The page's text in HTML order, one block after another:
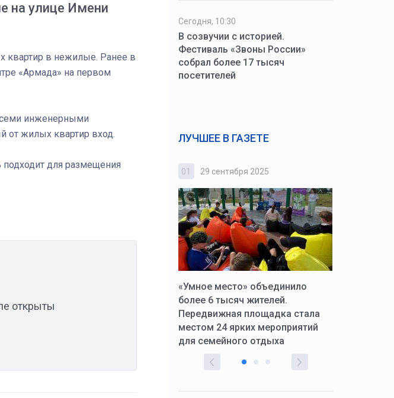
на улице Имени
квартир в нежилые. Ранее в
«Армада» на первом
инженерными
от жилых квартир вход.
для размещения
открыты
Сегодня, 10:30
В созвучии с историей.
Фестиваль «Звоны России»
собрал более 17 тысяч
посетителей
ЛУЧШЕЕ В ГАЗЕТЕ
03 4 октября 2025
спецоперации сделал
01 29 сентября 2025
«Умное место» объединило
более 6 тысяч жителей.
Передвижная площадка стала
местом 24 ярких мероприятий
для семейного отдыха